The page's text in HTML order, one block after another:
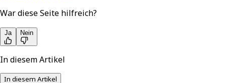
War diese Seite hilfreich?
Ja Nein
In diesem Artikel
In diesem Artikel